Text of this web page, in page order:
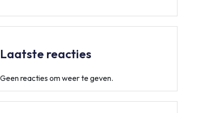
Laatste reacties
Geen reacties om weer te geven.